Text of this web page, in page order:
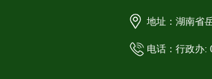
地址：湖南省
电话：行政办